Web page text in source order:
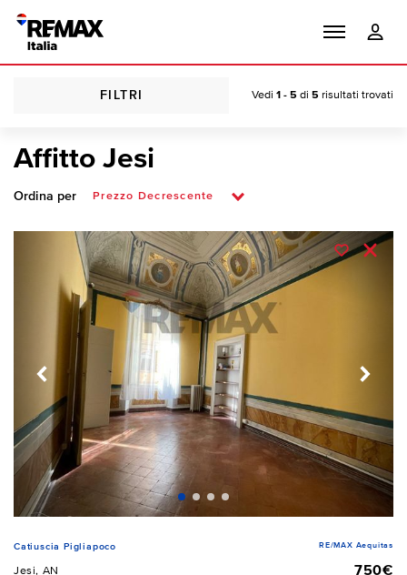
FILTRI Vedi 1 - 5 di 5 risultati trovati
Affitto Jesi
Ordina per
Catiuscia Pigliapoco RE/MAX Aequitas
Jesi, AN
750€